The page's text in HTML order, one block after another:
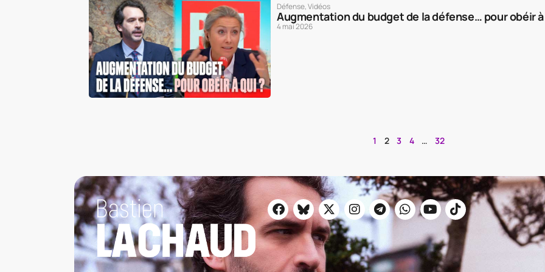
Défense,Vidéos
Augmentation du budget de la défense… pour obéir à
4 mai 2026
1 2 3 4 … 32